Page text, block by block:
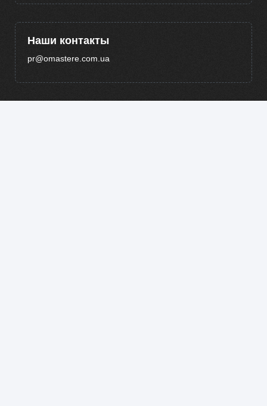
Наши контакты
pr@omastere.com.ua